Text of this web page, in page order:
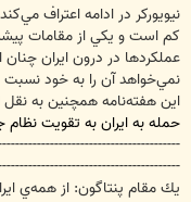
نيويوركر در ادامه اعتراف
كم است و يكي از مقامات
عملكردها در درون ايران
نمي‌خواهد آن را به خود نسبت
اين هفته‌نامه همچنين به نقل
حمله به ايران به تقويت
يك مقام پنتاگون: از همه‌ي